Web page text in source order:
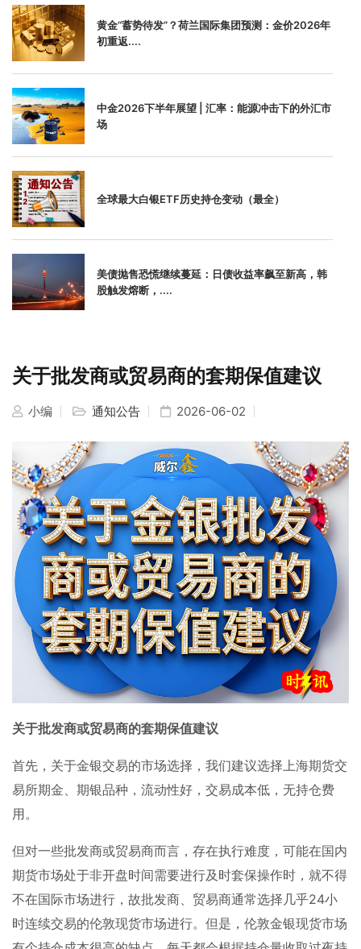
黄金“蓄势待发”？荷兰国际集团预测：金价2026年
初重返....
中金2026下半年展望 | 汇率：能源冲击下的外汇市
场
全球最大白银ETF历史持仓变动（最全）
美债抛售恐慌继续蔓延：日债收益率飙至新高，韩
股触发熔断，....
关于批发商或贸易商的套期保值建议
小编 通知公告 2026-06-02
关于批发商或贸易商的套期保值建议
首先，关于金银交易的市场选择，我们建议选择上海期货交
易所期金、期银品种，流动性好，交易成本低，无持仓费
用。
但对一些批发商或贸易商而言，存在执行难度，可能在国内
期货市场处于非开盘时间需要进行及时套保操作时，就不得
不在国际市场进行，故批发商、贸易商通常选择几乎24小
时连续交易的伦敦现货市场进行。但是，伦敦金银现货市场